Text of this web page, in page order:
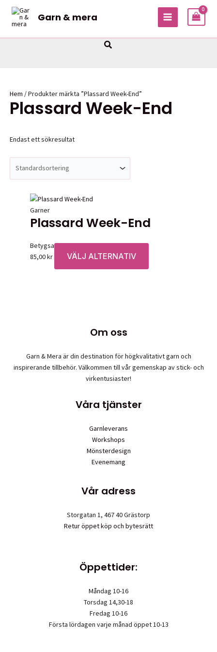
Hoppa
innehåll
Garn & mera
MAIN
Sök
Hem / Produkter märkta ”Plassard Week-End”
Plassard Week-End
Endast ett sökresultat
Garner
Plassard Week-End
Betygsatt0av 5
85,00kr VÄLJ ALTERNATIV
här
kan
väljas
Om oss
Garn & Mera är din destination för högkvalitativt garn och
inspirerande tillbehör. Välkommen till vår gemenskap av stick- och
virkentusiaster!
Våra tjänster
Garnleverans
Workshops
Mönsterdesign
Evenemang
Vår adress
Storgatan 1, 467 40 Grästorp
Retur öppet köp och bytesrätt
Öppettider:
Måndag 10-16
Torsdag 14,30-18
Fredag 10-16
Första lördagen varje månad öppet 10-13